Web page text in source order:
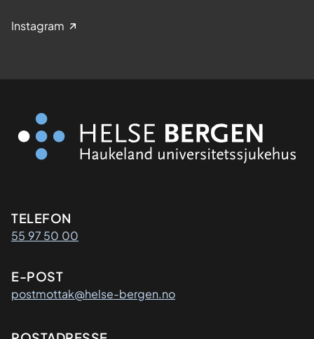
Instagram
Kontaktinformasjon
TELEFON
55 97 50 00
E-POST
postmottak@helse-bergen.no